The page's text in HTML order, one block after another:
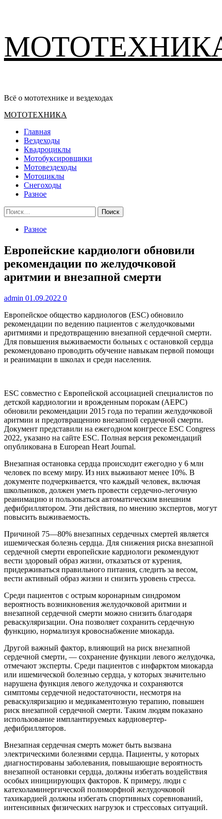
содержимому
Всё о мототехнике и вездеходах
Основное
МОТОТЕХНИКА
Главная
Вездеходы
Квадроциклы
Мотобуксировщики
Мотовездеходы
Мотоциклы
Снегоходы
Разное
Найти:
Разное
Европейские кардиологи обновили
рекомендации по желудочковой
аритмии и внезапной смерти
admin 01.09.2022 0
Европейское общество кардиологов (ESC) обновило
рекомендации по ведению пациентов с желудочковыми
аритмиями и предотвращению внезапной сердечной смерти.
Для повышения выживаемости больных с остановкой сердца
рекомендовано проводить обучение навыкам первой помощи
и реанимации в школах и среди населения.
ESC совместно с Европейской ассоциацией специалистов по
детской кардиологии и врожденным порокам (AEPC)
обновили рекомендации 2015 года по терапии желудочковой
аритмии и предотвращению внезапной сердечной смерти.
Документ представили на ежегодном конгрессе ESC Congress
2022, указано на сайте ESC. Полная версия рекомендаций
опубликована в European Heart Journal.
Внезапная остановка сердца происходит ежегодно у 6 млн
человек по всему миру. Из них выживают менее 10%. В
документе подчеркивается, что каждый человек, включая
школьников, должен уметь провести сердечно-легочную
реанимацию и пользоваться автоматическим внешним
дефибриллятором. Эти действия, по мнению экспертов, могут
повысить выживаемость.
Причиной 75—80% внезапных сердечных смертей является
ишемическая болезнь сердца. Для снижения риска внезапной
сердечной смерти европейские кардиологи рекомендуют
вести здоровый образ жизни, отказаться от курения,
придерживаться правильного питания, следить за весом,
вести активный образ жизни и снизить уровень стресса.
Среди пациентов с острым коронарным синдромом
вероятность возникновения желудочковой аритмии и
внезапной сердечной смерти можно снизить благодаря
реваскуляризации. Она позволяет сохранить сердечную
функцию, нормализуя кровоснабжение миокарда.
Другой важный фактор, влияющий на риск внезапной
сердечной смерти, — сохранение функции левого желудочка,
отмечают эксперты. Среди пациентов с инфарктом миокарда
или ишемической болезнью сердца, у которых значительно
нарушена функция левого желудочка и сохраняются
симптомы сердечной недостаточности, несмотря на
реваскуляризацию и медикаментозную терапию, повышен
риск внезапной сердечной смерти. Таким людям показано
использование имплантируемых кардиовертер-
дефибрилляторов.
Внезапная сердечная смерть может быть вызвана
электрическими болезнями сердца. Пациенты, у которых
диагностированы заболевания, повышающие вероятность
внезапной остановки сердца, должны избегать воздействия
особых инициирующих факторов. К примеру, люди с
катехоламинергической полиморфной желудочковой
тахикардией должны избегать спортивных соревнований,
интенсивных физических нагрузок и стрессовых ситуаций.